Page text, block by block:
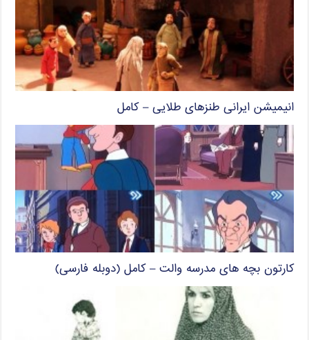
انیمیشن ایرانی طنزهای طلایی – کامل
کارتون بچه های مدرسه والت – کامل (دوبله فارسی)